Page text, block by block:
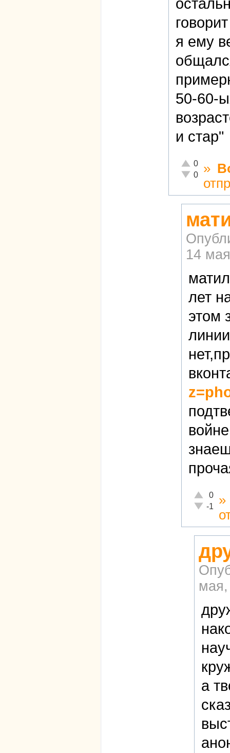
я ему
50-60-
и стар"
Отлично!
0
Неадекватно!
0 »
14
лет
этом
Отлично!
0
-1
»
а